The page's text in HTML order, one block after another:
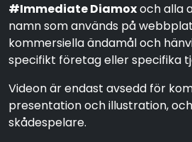
#Immediate Diamoxoch alla
namn som används på
kommersiella ändamål och
specifikt företag eller specifika
Videon är endast avsedd för
presentation och illustration,
skådespelare.